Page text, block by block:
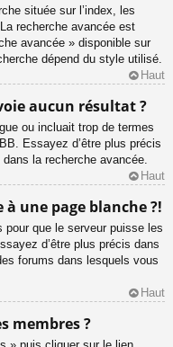
située sur l’index, les
recherche avancée est
avancée » disponible sur
dépend du style utilisé.
Haut
aucun résultat ?
ou incluait trop de termes
Essayez d’être plus précis
la recherche avancée.
Haut
une page blanche ?!
pour que le serveur puisse les
d’être plus précis dans
forums dans lesquels vous
Haut
membres ?